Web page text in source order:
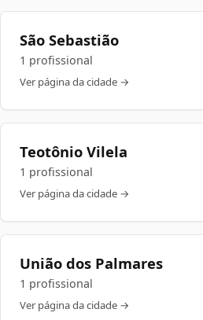
São Sebastião
1 profissional
Ver página da cidade →
Teotônio Vilela
1 profissional
Ver página da cidade →
União dos Palmares
1 profissional
Ver página da cidade →